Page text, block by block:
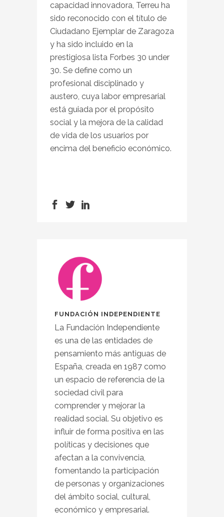
capacidad innovadora, Terreu ha
sido reconocido con el título de
Ciudadano Ejemplar de Zaragoza
y ha sido incluido en la
prestigiosa lista Forbes 30 under
30. Se define como un
profesional disciplinado y
austero, cuya labor empresarial
está guiada por el propósito
social y la mejora de la calidad
de vida de los usuarios por
encima del beneficio económico.
FUNDACIÓN INDEPENDIENTE
La Fundación Independiente
es una de las entidades de
pensamiento más antiguas de
España, creada en 1987 como
un espacio de referencia de la
sociedad civil para
comprender y mejorar la
realidad social. Su objetivo es
influir de forma positiva en las
políticas y decisiones que
afectan a la convivencia,
fomentando la participación
de personas y organizaciones
del ámbito social, cultural,
económico y empresarial.